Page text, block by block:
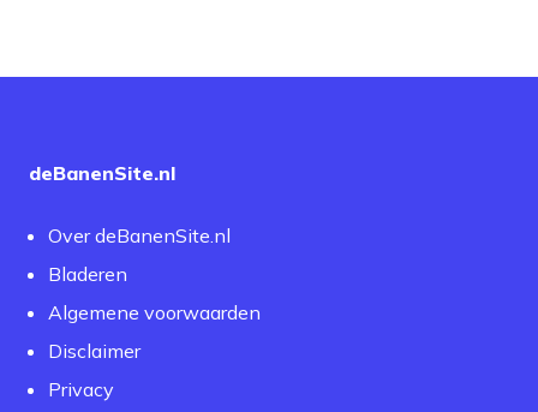
deBanenSite.nl
Over deBanenSite.nl
Bladeren
Algemene voorwaarden
Disclaimer
Privacy